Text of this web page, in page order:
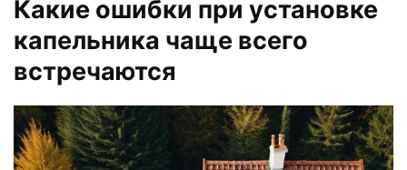
Какие ошибки при установке
капельника чаще всего
встречаются